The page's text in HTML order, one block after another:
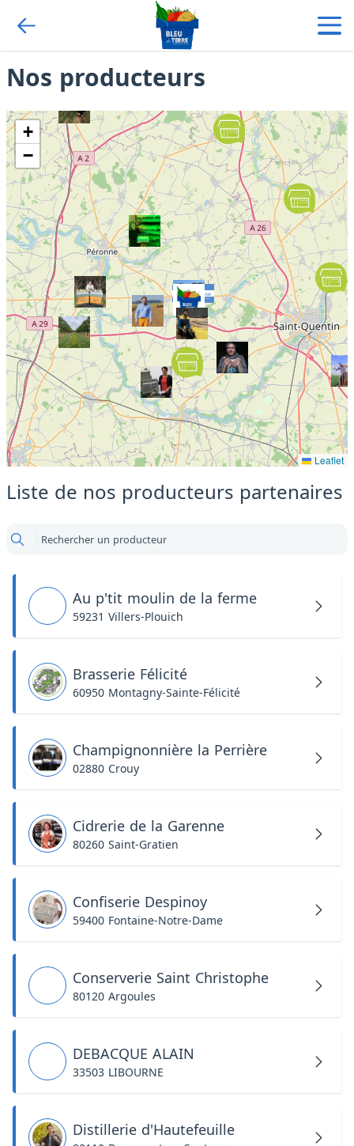
Nos producteurs
+
−
Leaflet
Liste de nos producteurs partenaires
Rechercher un producteur
Au p'tit moulin de la ferme
59231 Villers-Plouich
Brasserie Félicité
60950 Montagny-Sainte-Félicité
Champignonnière la Perrière
02880 Crouy
Cidrerie de la Garenne
80260 Saint-Gratien
Confiserie Despinoy
59400 Fontaine-Notre-Dame
Conserverie Saint Christophe
80120 Argoules
DEBACQUE ALAIN
33503 LIBOURNE
Distillerie d'Hautefeuille